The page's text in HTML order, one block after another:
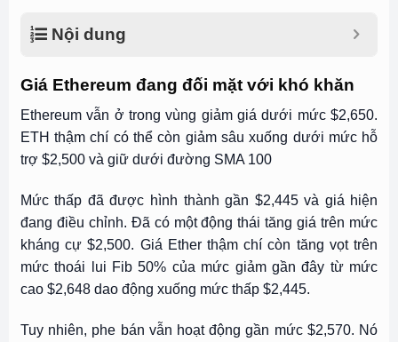
Nội dung
Giá Ethereum đang đối mặt với khó khăn
Ethereum vẫn ở trong vùng giảm giá dưới mức $2,650.
ETH thậm chí có thể còn giảm sâu xuống dưới mức hỗ
trợ $2,500 và giữ dưới đường SMA 100
Mức thấp đã được hình thành gần $2,445 và giá hiện
đang điều chỉnh. Đã có một động thái tăng giá trên mức
kháng cự $2,500. Giá Ether thậm chí còn tăng vọt trên
mức thoái lui Fib 50% của mức giảm gần đây từ mức
cao $2,648 dao động xuống mức thấp $2,445.
Tuy nhiên, phe bán vẫn hoạt động gần mức $2,570. Nó